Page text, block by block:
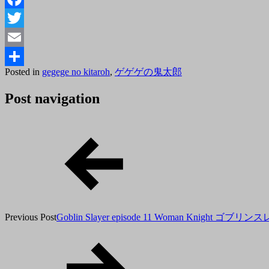
Facebook
Twitter
Email
共
有
Posted
2018
年
Posted in gegege no kitaroh, ゲゲゲの鬼太郎
Post navigation
Previous PostGoblin Slayer episode 11 Woman Knight ゴブリ